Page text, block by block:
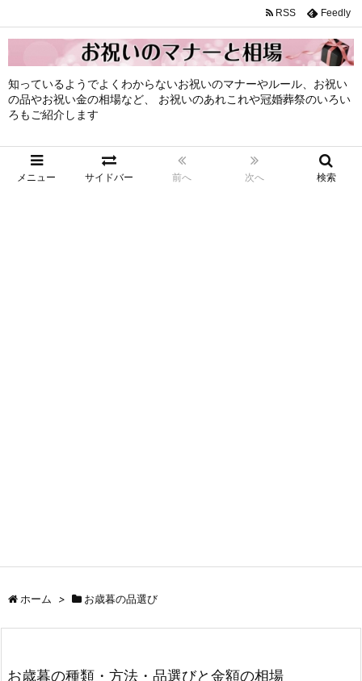
知っているようでよくわからないお祝いのマナーやルール、お祝い
の品やお祝い金の相場など、 お祝いのあれこれや冠婚葬祭のいろい
ろもご紹介します
メニュー サイドバー 前へ 次へ 検索
RSS Feedly
ホーム > お歳暮の品選び
お歳暮の種類・方法・品選びと金額の相場